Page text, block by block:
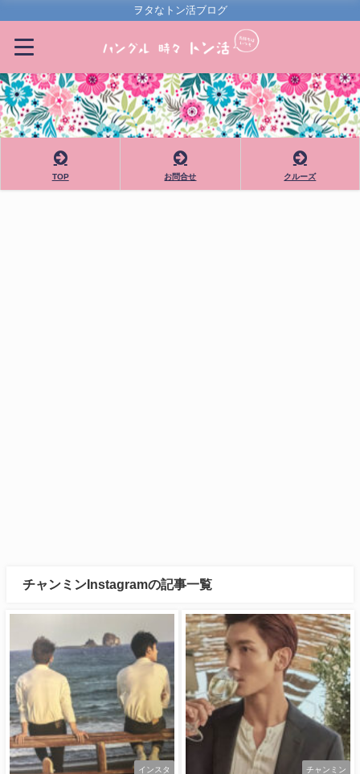
ヲタなトン活ブログ
TOP お問合せ クルーズ
チャンミンInstagramの記事一覧
インスタ チャンミン